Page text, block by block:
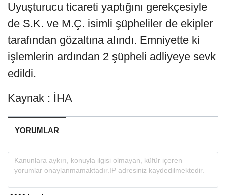
Uyuşturucu ticareti yaptığını gerekçesiyle
de S.K. ve M.Ç. isimli şüpheliler de ekipler
tarafından gözaltına alındı. Emniyette ki
işlemlerin ardından 2 şüpheli adliyeye sevk
edildi.
Kaynak : İHA
YORUMLAR